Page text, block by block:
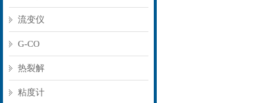
流变仪
G-CO
热裂解
粘度计